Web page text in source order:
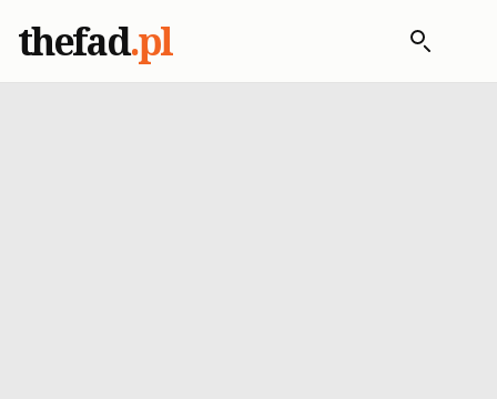
thefad.pl